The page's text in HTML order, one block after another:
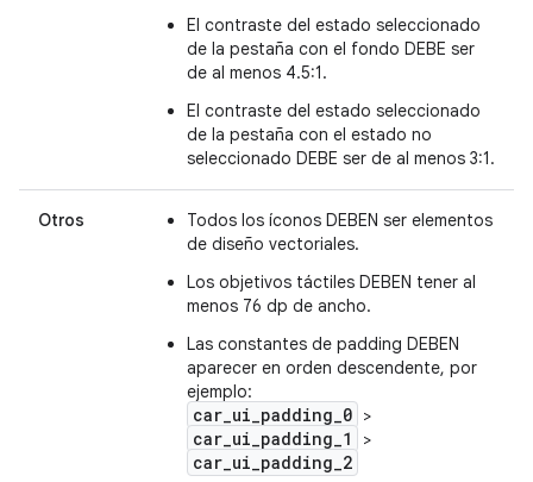
El contraste del estado seleccionado
de la pestaña con el fondo DEBE ser
de al menos 4.5:1.
El contraste del estado seleccionado
de la pestaña con el estado no
seleccionado DEBE ser de al menos 3:1.
Otros
Todos los íconos DEBEN ser elementos
de diseño vectoriales.
Los objetivos táctiles DEBEN tener al
menos 76 dp de ancho.
Las constantes de padding DEBEN
aparecer en orden descendente, por
ejemplo:
car_ui_padding_0 >
car_ui_padding_1 >
car_ui_padding_2